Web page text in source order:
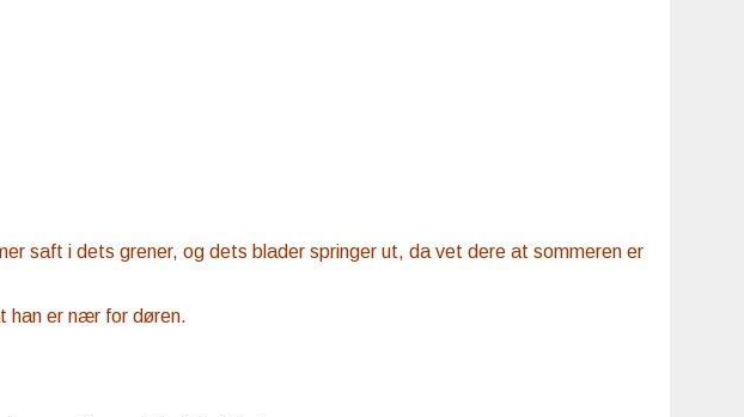
saft i dets grener, og dets blader springer ut, da vet dere at sommeren er
han er nær for døren.